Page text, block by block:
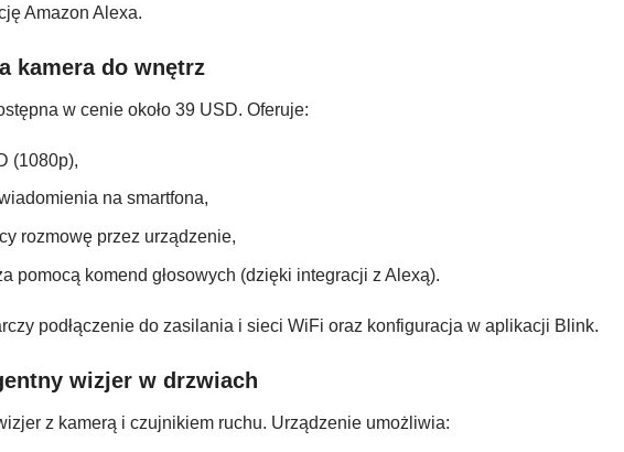
Amazon Alexa.
kamera do wnętrz
w cenie około 39 USD. Oferuje:
(1080p),
na smartfona,
rozmowę przez urządzenie,
pomocą komend głosowych (dzięki integracji z Alexą).
podłączenie do zasilania i sieci WiFi oraz konfiguracja w aplikacji Blink.
wizjer w drzwiach
z kamerą i czujnikiem ruchu. Urządzenie umożliwia: